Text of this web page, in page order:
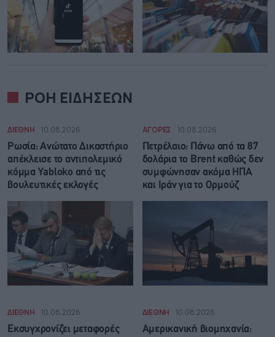
ΡΟΗ ΕΙΔΗΣΕΩΝ
ΔΙΕΘΝΗ 10.08.2026
Ρωσία: Ανώτατο Δικαστήριο
απέκλεισε το αντιπολεμικό
κόμμα Yabloko από τις
βουλευτικές εκλογές
ΑΓΟΡΕΣ 10.08.2026
Πετρέλαιο: Πάνω από τα 87
δολάρια το Brent καθώς δεν
συμφώνησαν ακόμα ΗΠΑ
και Ιράν για το Ορμούζ
ΔΙΕΘΝΗ 10.08.2026
Εκσυγχρονίζει μεταφορές
ΔΙΕΘΝΗ 10.08.2026
Αμερικανική βιομηχανία: